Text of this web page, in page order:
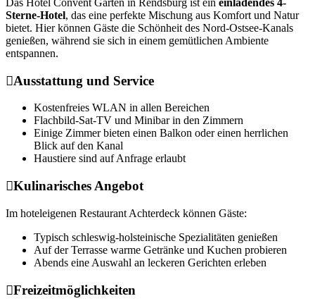
Das Hotel Convent Garten in Rendsburg ist ein einladendes 4-
Sterne-Hotel, das eine perfekte Mischung aus Komfort und Natur
bietet. Hier können Gäste die Schönheit des Nord-Ostsee-Kanals
genießen, während sie sich in einem gemütlichen Ambiente
entspannen.
Ausstattung und Service
Kostenfreies WLAN in allen Bereichen
Flachbild-Sat-TV und Minibar in den Zimmern
Einige Zimmer bieten einen Balkon oder einen herrlichen
Blick auf den Kanal
Haustiere sind auf Anfrage erlaubt
Kulinarisches Angebot
Im hoteleigenen Restaurant Achterdeck können Gäste:
Typisch schleswig-holsteinische Spezialitäten genießen
Auf der Terrasse warme Getränke und Kuchen probieren
Abends eine Auswahl an leckeren Gerichten erleben
Freizeitmöglichkeiten